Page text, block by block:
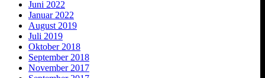
Juni 2022
Januar 2022
August 2019
Juli 2019
Oktober 2018
September 2018
November 2017